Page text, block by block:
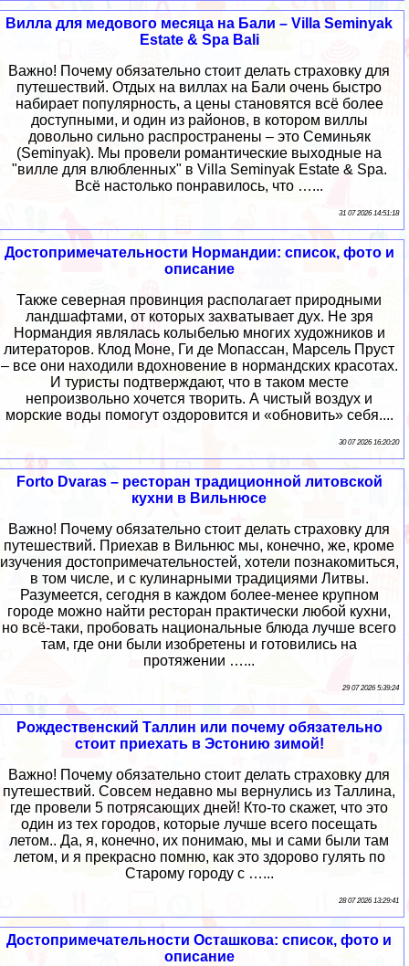
Вилла для медового месяца на Бали – Villa Seminyak
Estate & Spa Bali
Важно! Почему обязательно стоит делать страховку для
путешествий. Отдых на виллах на Бали очень быстро
набирает популярность, а цены становятся всё более
доступными, и один из районов, в котором виллы
довольно сильно распространены – это Семиньяк
(Seminyak). Мы провели романтические выходные на
"вилле для влюбленных" в Villa Seminyak Estate & Spa.
Всё настолько понравилось, что …...
31 07 2026 14:51:18
Достопримечательности Нормандии: список, фото и
описание
Также северная провинция располагает природными
ландшафтами, от которых захватывает дух. Не зря
Нормандия являлась колыбелью многих художников и
литераторов. Клод Моне, Ги де Мопассан, Марсель Пруст
– все они находили вдохновение в нормандских красотах.
И туристы подтверждают, что в таком месте
непроизвольно хочется творить. А чистый воздух и
морские воды помогут оздоровится и «обновить» себя....
30 07 2026 16:20:20
Forto Dvaras – ресторан традиционной литовской
кухни в Вильнюсе
Важно! Почему обязательно стоит делать страховку для
путешествий. Приехав в Вильнюс мы, конечно, же, кроме
изучения достопримечательностей, хотели познакомиться,
в том числе, и с кулинарными традициями Литвы.
Разумеется, сегодня в каждом более-менее крупном
городе можно найти ресторан практически любой кухни,
но всё-таки, пробовать национальные блюда лучше всего
там, где они были изобретены и готовились на
протяжении …...
29 07 2026 5:39:24
Рождественский Таллин или почему обязательно
стоит приехать в Эстонию зимой!
Важно! Почему обязательно стоит делать страховку для
путешествий. Совсем недавно мы вернулись из Таллина,
где провели 5 потрясающих дней! Кто-то скажет, что это
один из тех городов, которые лучше всего посещать
летом.. Да, я, конечно, их понимаю, мы и сами были там
летом, и я прекрасно помню, как это здорово гулять по
Старому городу с …...
28 07 2026 13:29:41
Достопримечательности Осташкова: список, фото и
описание